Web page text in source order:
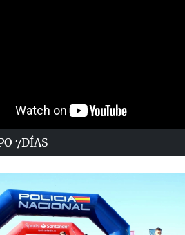
7DÍAS